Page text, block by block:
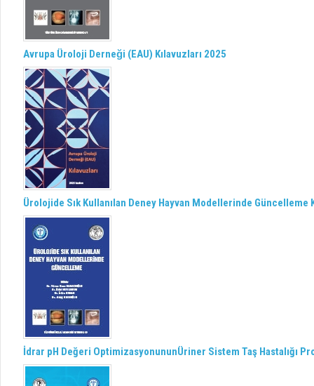
Avrupa Üroloji Derneği (EAU) Kılavuzları 2025
Ürolojide Sık Kullanılan Deney Hayvan Modellerinde Güncelleme
İdrar pH Değeri OptimizasyonununÜriner Sistem Taş Hastalığı